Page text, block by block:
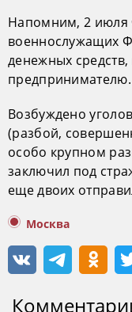
Напомним, 2 июля
военнослужащих
денежных
предпринимателю.
Возбуждено
(разбой,
особо крупном
заключил под
еще двоих
Москва